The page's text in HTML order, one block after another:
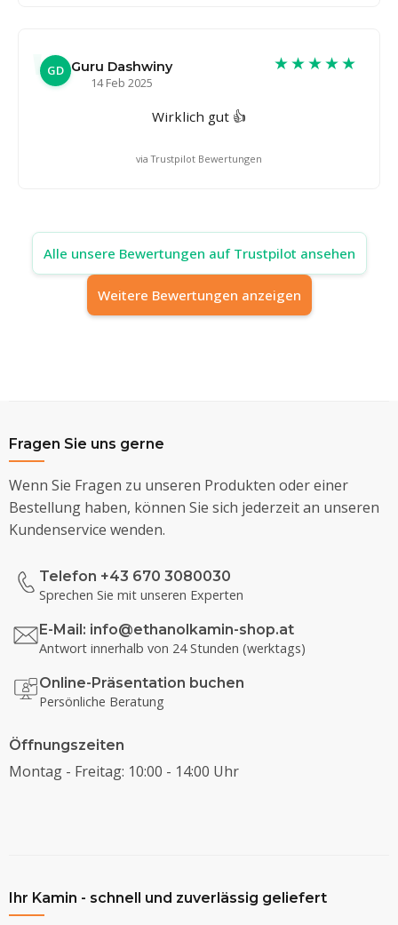
GD Guru Dashwiny
14 Feb 2025
★★★★★
Wirklich gut 👍
via Trustpilot Bewertungen
Alle unsere Bewertungen auf Trustpilot ansehen
Weitere Bewertungen anzeigen
Fragen Sie uns gerne
Wenn Sie Fragen zu unseren Produkten oder einer
Bestellung haben, können Sie sich jederzeit an unseren
Kundenservice wenden.
Telefon +43 670 3080030
Sprechen Sie mit unseren Experten
E-Mail: info@ethanolkamin-shop.at
Antwort innerhalb von 24 Stunden (werktags)
Online-Präsentation buchen
Persönliche Beratung
Öffnungszeiten
Montag - Freitag: 10:00 - 14:00 Uhr
Ihr Kamin - schnell und zuverlässig geliefert